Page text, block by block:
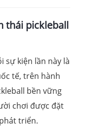
thái pickleball
sự kiện lần này là
tế, trên hành
bền vững
chơi được đặt
triển.